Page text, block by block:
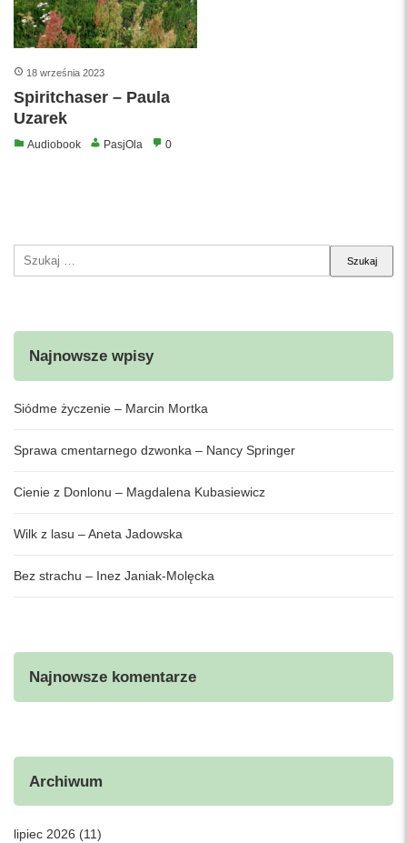
18 września 2023
Spiritchaser – Paula
Uzarek
Audiobook PasjOla 0
Szukaj:
Najnowsze wpisy
Siódme życzenie – Marcin Mortka
Sprawa cmentarnego dzwonka – Nancy Springer
Cienie z Donlonu – Magdalena Kubasiewicz
Wilk z lasu – Aneta Jadowska
Bez strachu – Inez Janiak-Molęcka
Najnowsze komentarze
Archiwum
lipiec 2026 (11)